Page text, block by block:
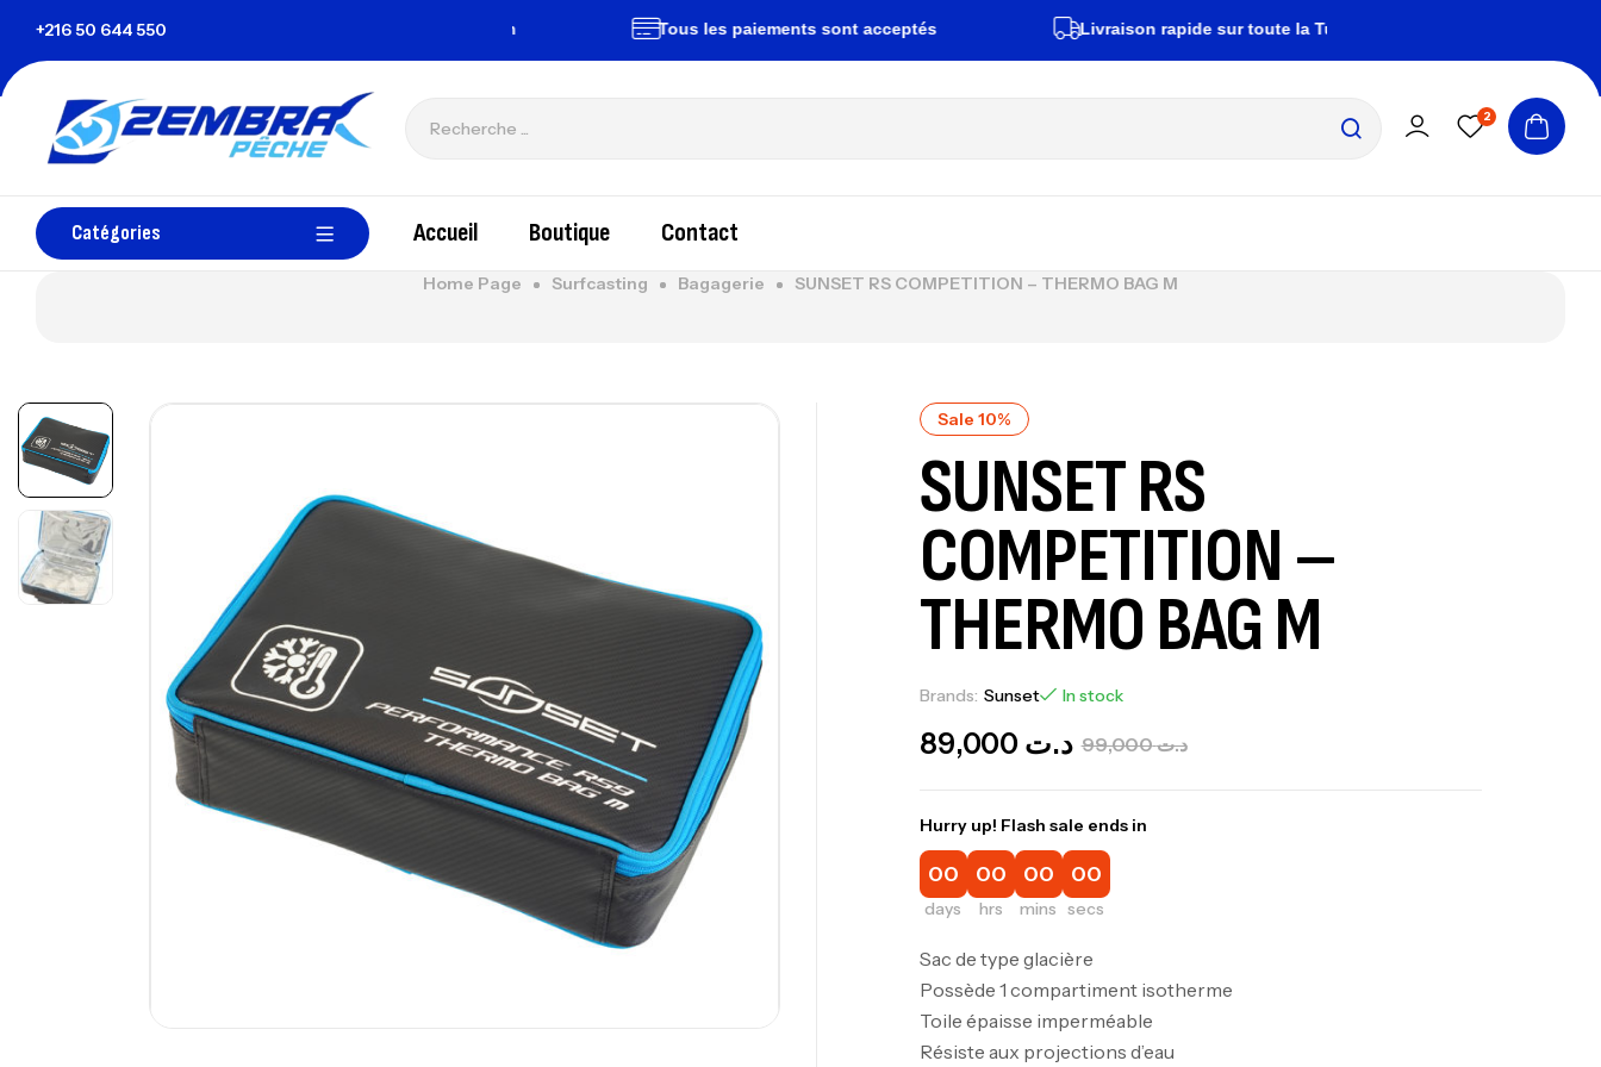
+216 50 644 550 Tous les paiements sont acceptés Livraison rapide sur toute la Tunisie
2
Catégories Accueil Boutique Contact
Home Page Surfcasting Bagagerie SUNSET RS COMPETITION – THERMO BAG M
Sale 10%
SUNSET RS
COMPETITION –
THERMO BAG M
Brands: Sunset In stock
د.ت99,000 د.ت 89,000
Hurry up! Flash sale ends in
00
days
00
hrs
00
mins
00
secs
Sac de type glacière
Possède 1 compartiment isotherme
Toile épaisse imperméable
Résiste aux projections d’eau